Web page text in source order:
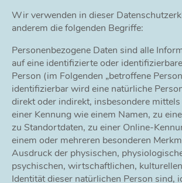
Wir verwenden in dieser
anderem die folgenden Begriffe:
Personenbezogene Daten sind alle
auf eine identifizierte oder
Person (im Folgenden „betroffene
identifizierbar wird eine natürliche
direkt oder indirekt, insbesondere
einer Kennung wie einem Namen, zu
zu Standortdaten, zu einer Online-
einem oder mehreren besonderen
Ausdruck der physischen,
psychischen, wirtschaftlichen,
Identität dieser natürlichen Person sind,